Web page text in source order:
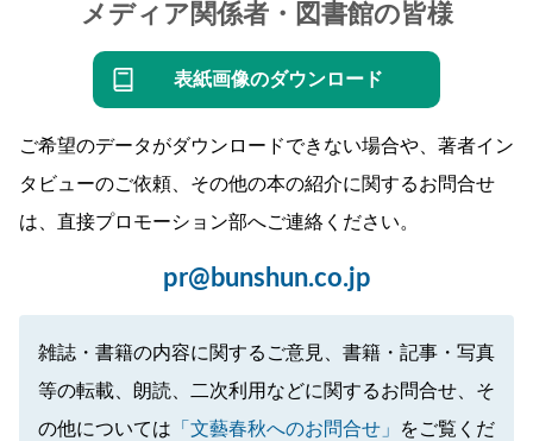
メディア関係者・図書館の皆様
表紙画像のダウンロード
ご希望のデータがダウンロードできない場合や、著者イン
タビューのご依頼、その他の本の紹介に関するお問合せ
は、直接プロモーション部へご連絡ください。
pr@bunshun.co.jp
雑誌・書籍の内容に関するご意見、書籍・記事・写真
等の転載、朗読、二次利用などに関するお問合せ、そ
の他については 「文藝春秋へのお問合せ」
をご覧くだ